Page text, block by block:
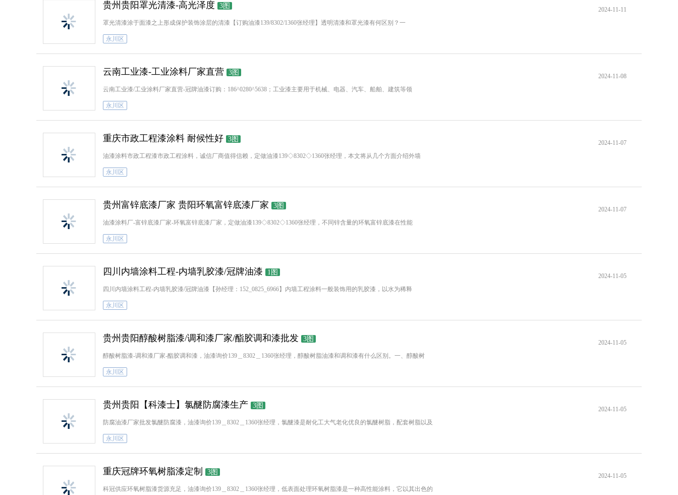
2024-11-11
贵州贵阳罩光清漆-高光泽度 3图
罩光清漆涂于面漆之上形成保护装饰涂层的清漆【订购油漆139/8302/1360张经理】透明清漆和罩光漆有何区别？一
永川区
2024-11-08
云南工业漆-工业涂料厂家直营 3图
云南工业漆/工业涂料厂家直营-冠牌油漆订购：186^0280^5638；工业漆主要用于机械、电器、汽车、船舶、建筑等领
永川区
2024-11-07
重庆市政工程漆涂料 耐候性好 3图
油漆涂料市政工程漆市政工程涂料，诚信厂商值得信赖，定做油漆139◇8302◇1360张经理，本文将从几个方面介绍外墙
永川区
2024-11-07
贵州富锌底漆厂家 贵阳环氧富锌底漆厂家 3图
油漆涂料厂-富锌底漆厂家-环氧富锌底漆厂家，定做油漆139◇8302◇1360张经理，不同锌含量的环氧富锌底漆在性能
永川区
2024-11-05
四川内墙涂料工程-内墙乳胶漆/冠牌油漆 1图
四川内墙涂料工程-内墙乳胶漆/冠牌油漆【孙经理：152_0825_6966】内墙工程涂料一般装饰用的乳胶漆，以水为稀释
永川区
2024-11-05
贵州贵阳醇酸树脂漆/调和漆厂家/酯胶调和漆批发 3图
醇酸树脂漆-调和漆厂家-酯胶调和漆，油漆询价139＿8302＿1360张经理，醇酸树脂油漆和调和漆有什么区别。一、醇酸树
永川区
2024-11-05
贵州贵阳【科漆士】氯醚防腐漆生产 3图
防腐油漆厂家批发氯醚防腐漆，油漆询价139＿8302＿1360张经理，氯醚漆是耐化工大气老化优良的氯醚树脂，配套树脂以及
永川区
2024-11-05
重庆冠牌环氧树脂漆定制 3图
科冠供应环氧树脂漆货源充足，油漆询价139＿8302＿1360张经理，低表面处理环氧树脂漆是一种高性能涂料，它以其出色的